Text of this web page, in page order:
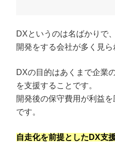
DXというのは名ばかりで
開発をする会社が多く見ら
DXの目的はあくまで企業
を支援することです。
開発後の保守費用が利益
です。
自走化を前提としたDX支